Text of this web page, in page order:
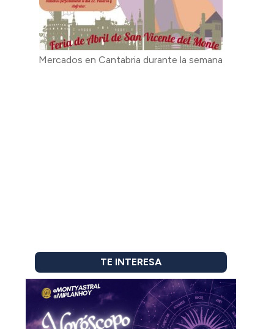
Mercados en Cantabria durante la semana
TE INTERESA